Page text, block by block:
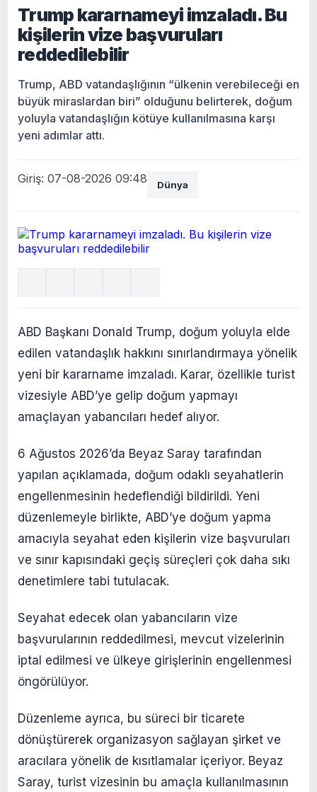
Trump kararnameyi imzaladı. Bu
kişilerin vize başvuruları
reddedilebilir
Trump, ABD vatandaşlığının “ülkenin verebileceği en
büyük miraslardan biri” olduğunu belirterek, doğum
yoluyla vatandaşlığın kötüye kullanılmasına karşı
yeni adımlar attı.
Giriş: 07-08-2026 09:48 Dünya
ABD Başkanı Donald Trump, doğum yoluyla elde
edilen vatandaşlık hakkını sınırlandırmaya yönelik
yeni bir kararname imzaladı. Karar, özellikle turist
vizesiyle ABD’ye gelip doğum yapmayı
amaçlayan yabancıları hedef alıyor.
6 Ağustos 2026’da Beyaz Saray tarafından
yapılan açıklamada, doğum odaklı seyahatlerin
engellenmesinin hedeflendiği bildirildi. Yeni
düzenlemeyle birlikte, ABD’ye doğum yapma
amacıyla seyahat eden kişilerin vize başvuruları
ve sınır kapısındaki geçiş süreçleri çok daha sıkı
denetimlere tabi tutulacak.
Seyahat edecek olan yabancıların vize
başvurularının reddedilmesi, mevcut vizelerinin
iptal edilmesi ve ülkeye girişlerinin engellenmesi
öngörülüyor.
Düzenleme ayrıca, bu süreci bir ticarete
dönüştürerek organizasyon sağlayan şirket ve
aracılara yönelik de kısıtlamalar içeriyor. Beyaz
Saray, turist vizesinin bu amaçla kullanılmasının